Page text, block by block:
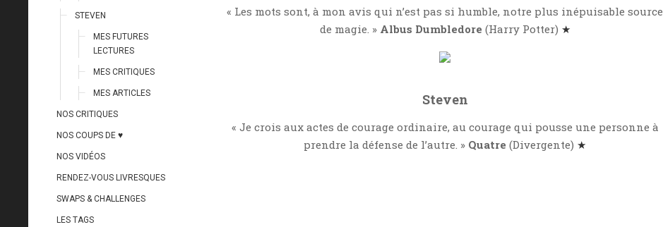
STEVEN
MES FUTURES
LECTURES
MES CRITIQUES
MES ARTICLES
NOS CRITIQUES
NOS COUPS DE ♥
NOS VIDÉOS
RENDEZ-VOUS LIVRESQUES
SWAPS & CHALLENGES
LES TAGS
« Les mots sont, à mon avis qui n’est pas si humble, notre plus inépuisable source
de magie. » Albus Dumbledore (Harry Potter) ★
Steven
« Je crois aux actes de courage ordinaire, au courage qui pousse une personne à
prendre la défense de l’autre. » Quatre (Divergente) ★